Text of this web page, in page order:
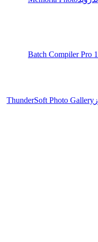
Batch Compiler Pro
ThunderSoft Photo Gallery